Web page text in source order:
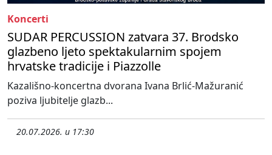
Koncerti
SUDAR PERCUSSION zatvara 37. Brodsko
glazbeno ljeto spektakularnim spojem
hrvatske tradicije i Piazzolle
Kazališno-koncertna dvorana Ivana Brlić-Mažuranić
poziva ljubitelje glazb...
20.07.2026. u 17:30